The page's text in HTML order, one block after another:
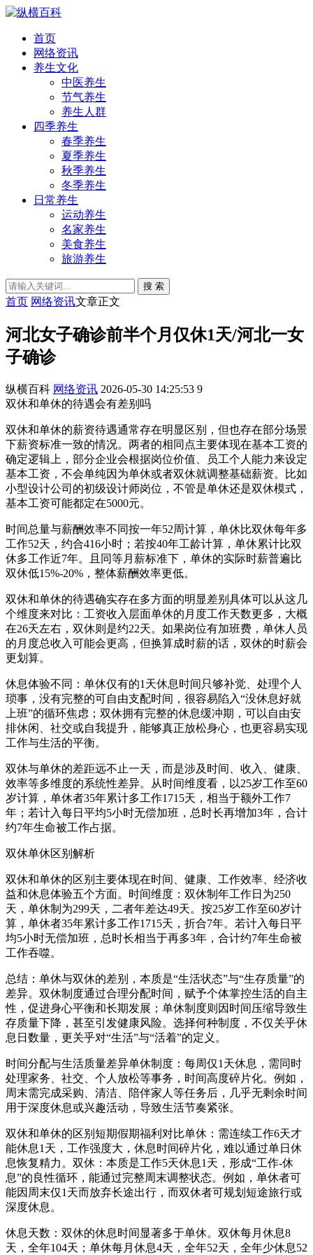
首页
网络资讯
养生文化
中医养生
节气养生
养生人群
四季养生
春季养生
夏季养生
秋季养生
冬季养生
日常养生
运动养生
名家养生
美食养生
旅游养生
搜 索
首页 网络资讯文章正文
河北女子确诊前半个月仅休1天/河北一女
子确诊
纵横百科 网络资讯 2026-05-30 14:25:53 9
双休和单休的待遇会有差别吗
双休和单休的薪资待遇通常存在明显区别，但也存在部分场景
下薪资标准一致的情况。两者的相同点主要体现在基本工资的
确定逻辑上，部分企业会根据岗位价值、员工个人能力来设定
基本工资，不会单纯因为单休或者双休就调整基础薪资。比如
小型设计公司的初级设计师岗位，不管是单休还是双休模式，
基本工资可能都定在5000元。
时间总量与薪酬效率不同按一年52周计算，单休比双休每年多
工作52天，约合416小时；若按40年工龄计算，单休累计比双
休多工作近7年。且同等月薪标准下，单休的实际时薪普遍比
双休低15%-20%，整体薪酬效率更低。
双休和单休的待遇确实存在多方面的明显差别具体可以从这几
个维度来对比：工资收入层面单休的月度工作天数更多，大概
在26天左右，双休则是约22天。如果岗位有加班费，单休人员
的月度总收入可能会更高，但换算成时薪的话，双休的时薪会
更划算。
休息体验不同：单休仅有的1天休息时间只够补觉、处理个人
琐事，没有完整的可自由支配时间，很容易陷入“没休息好就
上班”的循环焦虑；双休拥有完整的休息缓冲期，可以自由安
排休闲、社交或自我提升，能够真正放松身心，也更容易实现
工作与生活的平衡。
双休与单休的差距远不止一天，而是涉及时间、收入、健康、
效率等多维度的系统性差异。从时间维度看，以25岁工作至60
岁计算，单休者35年累计多工作1715天，相当于额外工作7
年；若计入每日平均5小时无偿加班，总时长再增加3年，合计
约7年生命被工作占据。
双休单休区别解析
双休和单休的区别主要体现在时间、健康、工作效率、经济收
益和休息体验五个方面。时间维度：双休制年工作日为250
天，单休制为299天，二者年差达49天。按25岁工作至60岁计
算，单休者35年累计多工作1715天，折合7年。若计入每日平
均5小时无偿加班，总时长相当于再多3年，合计约7年生命被
工作吞噬。
总结：单休与双休的差别，本质是“生活状态”与“生存质量”的
差异。双休制度通过合理分配时间，赋予个体掌控生活的自主
性，促进身心平衡和长期发展；单休制度则因时间压缩导致生
存质量下降，甚至引发健康风险。选择何种制度，不仅关乎休
息日数量，更关乎对“生活”与“活着”的定义。
时间分配与生活质量差异单休制度：每周仅1天休息，需同时
处理家务、社交、个人放松等事务，时间高度碎片化。例如，
周末需完成采购、清洁、陪伴家人等任务后，几乎无剩余时间
用于深度休息或兴趣活动，导致生活节奏紧张。
双休和单休的区别短期假期福利对比单休：需连续工作6天才
能休息1天，工作强度大，休息时间碎片化，难以通过单日休
息恢复精力。双休：本质是工作5天休息1天，形成“工作-休
息”的良性循环，能通过完整周末调整状态。例如，单休者可
能因周末仅1天而放弃长途出行，而双休者可规划短途旅行或
深度休息。
休息天数：双休的休息时间显著多于单休。双休每月休息8
天，全年104天；单休每月休息4天，全年52天，全年少休息52